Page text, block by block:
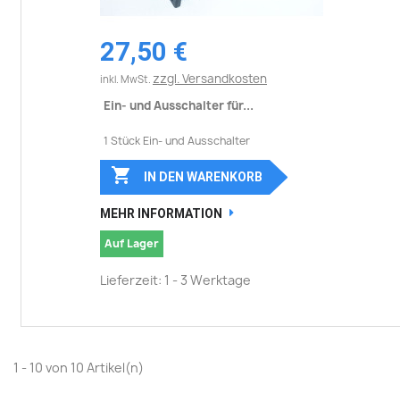
27,50 €
inkl. MwSt. zzgl. Versandkosten
Ein- und Ausschalter für...
1 Stück Ein- und Ausschalter
 IN DEN WARENKORB
MEHR INFORMATION
Auf Lager
Lieferzeit: 1 - 3 Werktage
1 - 10 von 10 Artikel(n)